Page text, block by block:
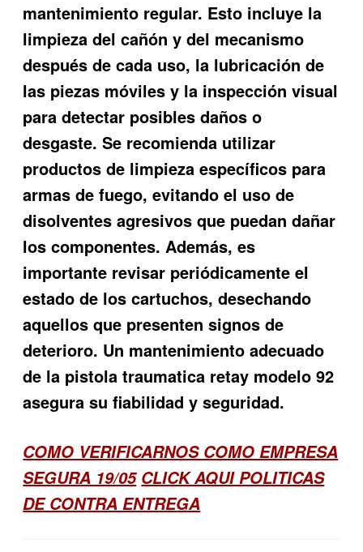
mantenimiento regular. Esto incluye la
limpieza del cañón y del mecanismo
después de cada uso, la lubricación de
las piezas móviles y la inspección visual
para detectar posibles daños o
desgaste. Se recomienda utilizar
productos de limpieza específicos para
armas de fuego, evitando el uso de
disolventes agresivos que puedan dañar
los componentes. Además, es
importante revisar periódicamente el
estado de los cartuchos, desechando
aquellos que presenten signos de
deterioro. Un mantenimiento adecuado
de la pistola traumatica retay modelo 92
asegura su fiabilidad y seguridad.
COMO VERIFICARNOS COMO EMPRESA
SEGURA 19/05 CLICK AQUI POLITICAS
DE CONTRA ENTREGA